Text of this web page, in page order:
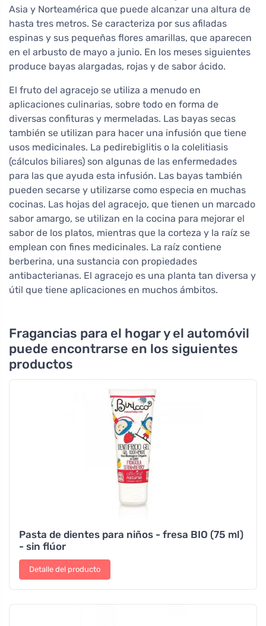
Asia y Norteamérica que puede alcanzar una altura de
hasta tres metros. Se caracteriza por sus afiladas
espinas y sus pequeñas flores amarillas, que aparecen
en el arbusto de mayo a junio. En los meses siguientes
produce bayas alargadas, rojas y de sabor ácido.
El fruto del agracejo se utiliza a menudo en
aplicaciones culinarias, sobre todo en forma de
diversas confituras y mermeladas. Las bayas secas
también se utilizan para hacer una infusión que tiene
usos medicinales. La pedirebiglitis o la colelitiasis
(cálculos biliares) son algunas de las enfermedades
para las que ayuda esta infusión. Las bayas también
pueden secarse y utilizarse como especia en muchas
cocinas. Las hojas del agracejo, que tienen un marcado
sabor amargo, se utilizan en la cocina para mejorar el
sabor de los platos, mientras que la corteza y la raíz se
emplean con fines medicinales. La raíz contiene
berberina, una sustancia con propiedades
antibacterianas. El agracejo es una planta tan diversa y
útil que tiene aplicaciones en muchos ámbitos.
Fragancias para el hogar y el automóvil
puede encontrarse en los siguientes
productos
Pasta de dientes para niños - fresa BIO (75 ml)
- sin flúor
Detalle del producto